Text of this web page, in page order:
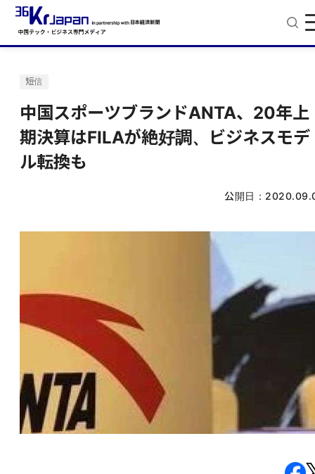
短信
中国スポーツブランドANTA、20年上
期決算はFILAが絶好調、ビジネスモデ
ル転換も
公開日：